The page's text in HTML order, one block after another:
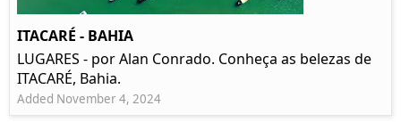
ITACARÉ - BAHIA
LUGARES - por Alan Conrado. Conheça as belezas de
ITACARÉ, Bahia.
Added November 4, 2024